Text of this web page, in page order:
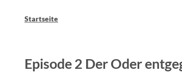
Startseite
Episode 2 Der Oder